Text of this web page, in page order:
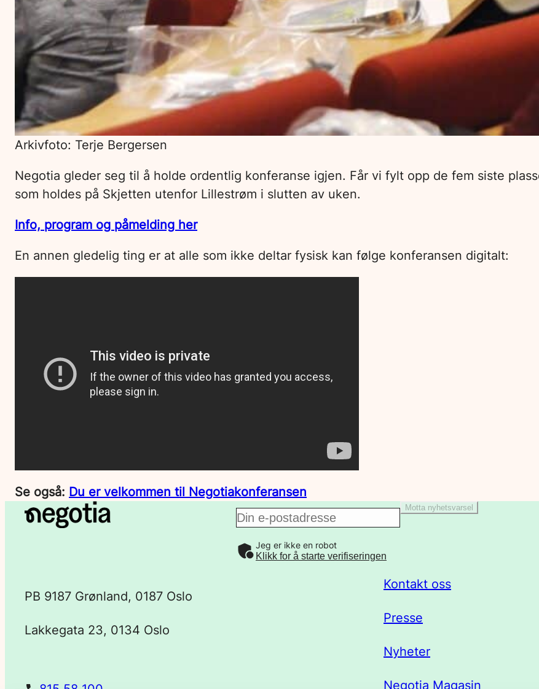
Arkivfoto: Terje Bergersen
Negotia gleder seg til å holde ordentlig konferanse igjen. Får vi fylt opp de fem siste
som holdes på Skjetten utenfor Lillestrøm i slutten av uken.
Info, program og påmelding her
En annen gledelig ting er at alle som ikke deltar fysisk kan følge konferansen digitalt:
Se også: Du er velkommen til Negotiakonferansen
E
-
Motta nyhetsvarsel
Jeg er ikke en robot
Klikk for å starte verifiseringen
PB 9187 Grønland, 0187 Oslo
Lakkegata 23, 0134 Oslo
Kontakt oss
Presse
Nyheter
Negotia Magasin